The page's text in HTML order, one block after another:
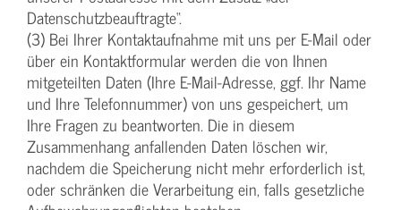
Datenschutzbeauftragte“.
(3) Bei Ihrer Kontaktaufnahme mit uns per E-Mail oder
über ein Kontaktformular werden die von Ihnen
mitgeteilten Daten (Ihre E-Mail-Adresse, ggf. Ihr Name
und Ihre Telefonnummer) von uns gespeichert, um
Ihre Fragen zu beantworten. Die in diesem
Zusammenhang anfallenden Daten löschen wir,
nachdem die Speicherung nicht mehr erforderlich ist,
oder schränken die Verarbeitung ein, falls gesetzliche